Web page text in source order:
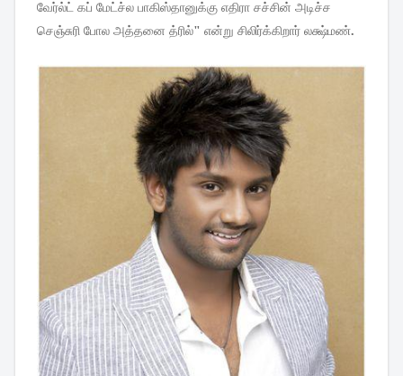
வேர்ல்ட் கப் மேட்ச்ல பாகிஸ்தானுக்கு எதிரா சச்சின் அடிச்ச
செஞ்சுரி போல அத்தனை த்ரில்" என்று சிலிர்க்கிறார் லக்ஷ்மண்.